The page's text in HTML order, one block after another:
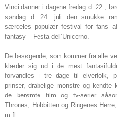
Vinci danner i dagene fredag d. 22.,
søndag d. 24. juli den smukke
særdeles populær festival for fans
fantasy – Festa dell’Unicorno.
De besøgende, som kommer fra alle
klæder sig ud i de mest
forvandles i tre dage til elverfolk,
prinser, drabelige monstre og kendte
de berømte film og tv-serier
Thrones, Hobbitten og Ringenes
m.fl.